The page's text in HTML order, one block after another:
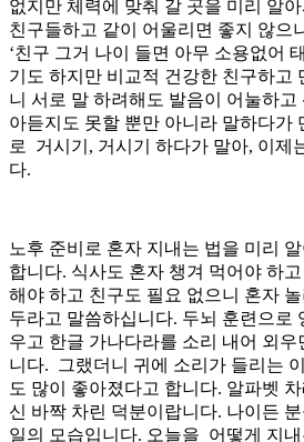
없지만 체력에 맞춰 갈 곳을 미리 알
친구들하고 같이 어울리면 좋지 않으
‘친구 그거 나이 들면 아무 소용없어
기도 하지만 비교적 건강한 친구하고
니 서로 말 하려해도 발음이 어눌하
아듣지도 못할 뿐만 아니라 말하다가
로 거시기, 거시기 하다가 말아, 이제
다.
노후 준비로 혼자 지내는 법을 미리
합니다. 식사도 혼자 챙겨 먹어야 하
해야 하고 친구도 필요 없으니 혼자
두라고 말씀하십니다. 두뇌 훈련으로
우고 한글 가나다라를 소리 내어 외우
니다. 그랬더니 귀에 소리가 들리는
도 많이 좋아졌다고 합니다. 알파벳
신 바짝 차린 덕분이랍니다. 나이든
일의 모습입니다. 오늘을 어떻게 지